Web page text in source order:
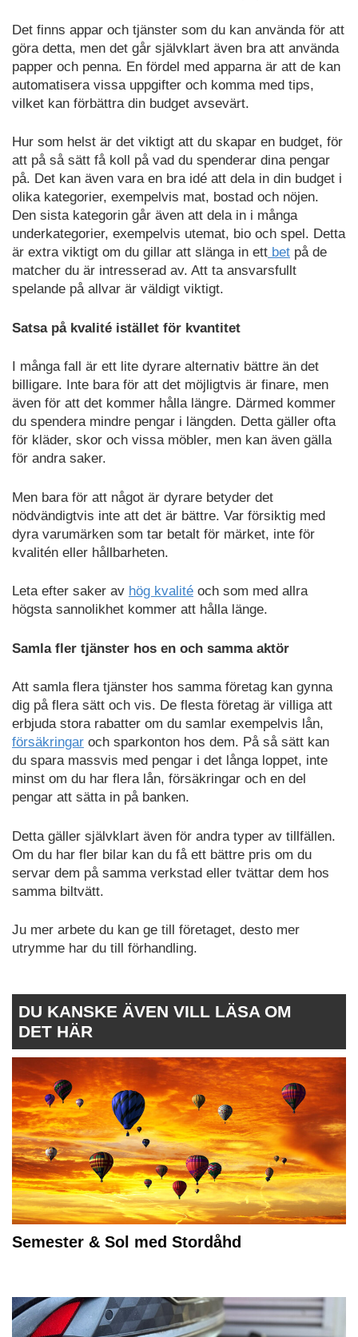
Det finns appar och tjänster som du kan använda för att
göra detta, men det går självklart även bra att använda
papper och penna. En fördel med apparna är att de kan
automatisera vissa uppgifter och komma med tips,
vilket kan förbättra din budget avsevärt.
Hur som helst är det viktigt att du skapar en budget, för
att på så sätt få koll på vad du spenderar dina pengar
på. Det kan även vara en bra idé att dela in din budget i
olika kategorier, exempelvis mat, bostad och nöjen.
Den sista kategorin går även att dela in i många
underkategorier, exempelvis utemat, bio och spel. Detta
är extra viktigt om du gillar att slänga in ett bet på de
matcher du är intresserad av. Att ta ansvarsfullt
spelande på allvar är väldigt viktigt.
Satsa på kvalité istället för kvantitet
I många fall är ett lite dyrare alternativ bättre än det
billigare. Inte bara för att det möjligtvis är finare, men
även för att det kommer hålla längre. Därmed kommer
du spendera mindre pengar i längden. Detta gäller ofta
för kläder, skor och vissa möbler, men kan även gälla
för andra saker.
Men bara för att något är dyrare betyder det
nödvändigtvis inte att det är bättre. Var försiktig med
dyra varumärken som tar betalt för märket, inte för
kvalitén eller hållbarheten.
Leta efter saker av hög kvalité och som med allra
högsta sannolikhet kommer att hålla länge.
Samla fler tjänster hos en och samma aktör
Att samla flera tjänster hos samma företag kan gynna
dig på flera sätt och vis. De flesta företag är villiga att
erbjuda stora rabatter om du samlar exempelvis lån,
försäkringar och sparkonton hos dem. På så sätt kan
du spara massvis med pengar i det långa loppet, inte
minst om du har flera lån, försäkringar och en del
pengar att sätta in på banken.
Detta gäller självklart även för andra typer av tillfällen.
Om du har fler bilar kan du få ett bättre pris om du
servar dem på samma verkstad eller tvättar dem hos
samma biltvätt.
Ju mer arbete du kan ge till företaget, desto mer
utrymme har du till förhandling.
DU KANSKE ÄVEN VILL LÄSA OM
DET HÄR
Semester & Sol med Stordåhd